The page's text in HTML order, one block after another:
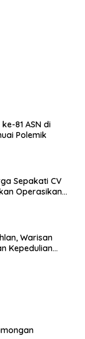
81 ASN di
Polemik
Sepakati CV
Operasikan
Warisan
Kepedulian